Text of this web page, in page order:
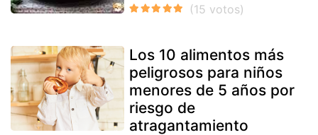
Los 10 alimentos más
peligrosos para niños
menores de 5 años por
riesgo de
atragantamiento